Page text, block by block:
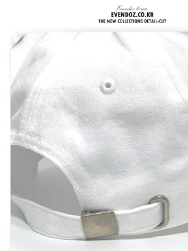
홈으로가기
이전페이지
상품문의하기
전체상품후기
신상품보기
회원가입